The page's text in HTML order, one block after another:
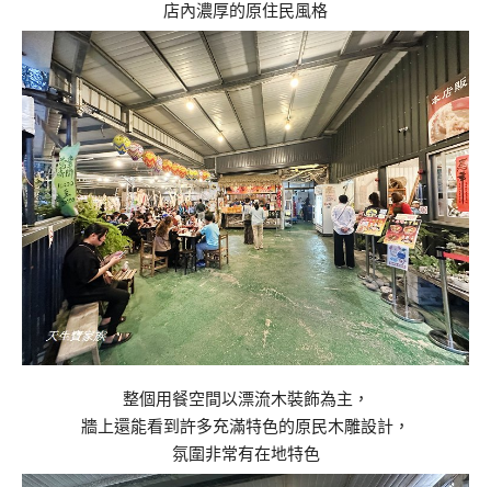
店內濃厚的原住民風格
整個用餐空間以漂流木裝飾為主，
牆上還能看到許多充滿特色的原民木雕設計，
氛圍非常有在地特色